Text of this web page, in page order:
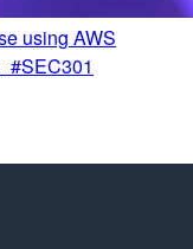
using AWS
#SEC301